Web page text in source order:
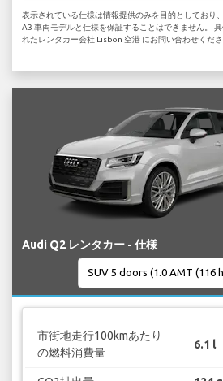
表示されている仕様は情報提供のみを目的としており
A3 車両モデルと仕様を保証することはできません。
れたレンタカー会社 Lisbon 空港 にお問い合わせくださ
Audi Q2 レンタカー - 仕様
市街地走行100kmあたり
の燃料消費量
6.1 l